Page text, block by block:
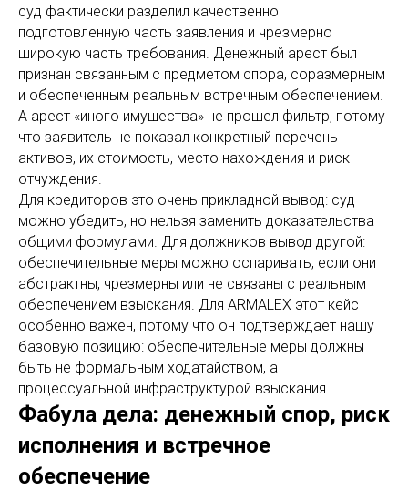
суд фактически разделил качественно
подготовленную часть заявления и чрезмерно
широкую часть требования. Денежный арест был
признан связанным с предметом спора, соразмерным
и обеспеченным реальным встречным обеспечением.
А арест «иного имущества» не прошел фильтр, потому
что заявитель не показал конкретный перечень
активов, их стоимость, место нахождения и риск
отчуждения.
Для кредиторов это очень прикладной вывод: суд
можно убедить, но нельзя заменить доказательства
общими формулами. Для должников вывод другой:
обеспечительные меры можно оспаривать, если они
абстрактны, чрезмерны или не связаны с реальным
обеспечением взыскания. Для ARMALEX этот кейс
особенно важен, потому что он подтверждает нашу
базовую позицию: обеспечительные меры должны
быть не формальным ходатайством, а
процессуальной инфраструктурой взыскания.
Фабула дела: денежный спор, риск
исполнения и встречное
обеспечение